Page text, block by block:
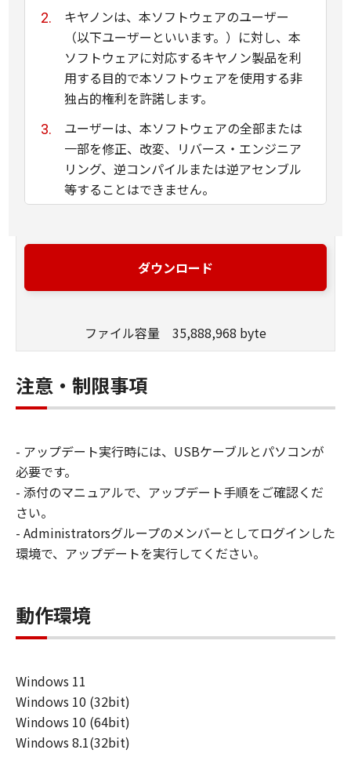
キヤノンは、本ソフトウェアのユーザー
（以下ユーザーといいます。）に対し、本
ソフトウェアに対応するキヤノン製品を利
用する目的で本ソフトウェアを使用する非
独占的権利を許諾します。
ユーザーは、本ソフトウェアの全部または
一部を修正、改変、リバース・エンジニア
リング、逆コンパイルまたは逆アセンブル
等することはできません。
ン株式会社およびキヤノンのライセンサー
は、本ソフトウェアがユーザーの特定の目
的のために適当であること、もしくは有用
ていかなる保証もいたしません。
ン株式会社およびキヤノンのライセンサー
は、本ソフトウェアの使用に付随または関
損害等について、いかなる場合においても
一切の責任を負いません。
ユーザーは、日本国政府または該当国の政
府より必要な許可等を得ることなしに、本
ソフトウェアの全部または一部を、直接ま
たは間接に輸出してはなりません。
ダウンロード
ファイル容量 35,888,968 byte
注意・制限事項
- アップデート実行時には、USBケーブルとパソコンが
必要です。
- 添付のマニュアルで、アップデート手順をご確認くだ
さい。
- Administratorsグループのメンバーとしてログインした
環境で、アップデートを実行してください。
動作環境
Windows 11
Windows 10 (32bit)
Windows 10 (64bit)
Windows 8.1(32bit)